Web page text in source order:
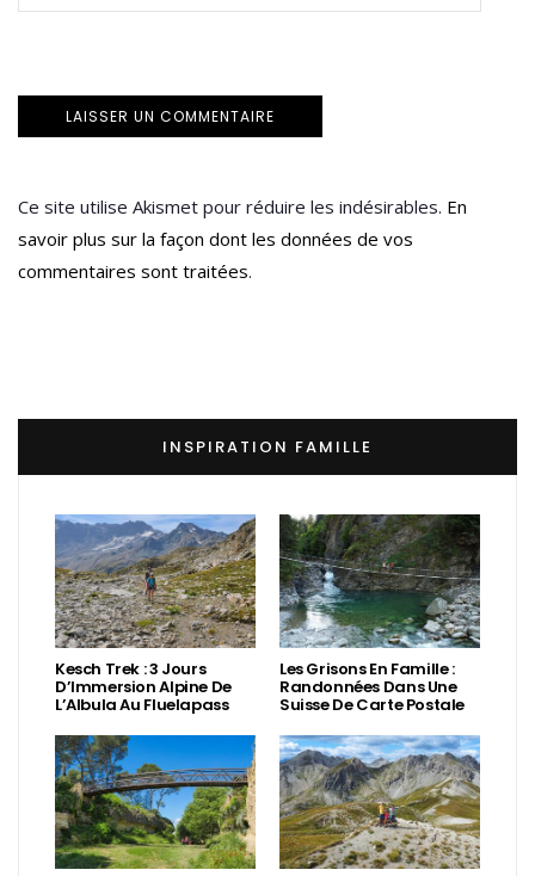
Ce site utilise Akismet pour réduire les indésirables. En
savoir plus sur la façon dont les données de vos
commentaires sont traitées.
INSPIRATION FAMILLE
Kesch Trek : 3 Jours
D’Immersion Alpine De
L’Albula Au Fluelapass
Les Grisons En Famille :
Randonnées Dans Une
Suisse De Carte Postale